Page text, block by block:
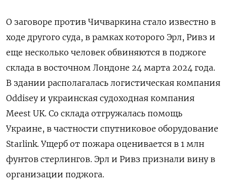
О заговоре против Чичваркина стало известно в
ходе другого суда, в рамках которого Эрл, Ривз и
еще несколько человек обвиняются в поджоге
склада в восточном Лондоне 24 марта 2024 года.
В здании располагалась логистическая компания
Oddisey и украинская судоходная компания
Meest UK. Со склада отгружалась помощь
Украине, в частности спутниковое оборудование
Starlink. Ущерб от пожара оценивается в 1 млн
фунтов стерлингов. Эрл и Ривз признали вину в
организации поджога.